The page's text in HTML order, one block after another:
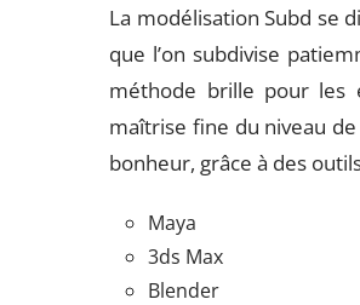
La modélisation Subd se
que l’on subdivise
méthode brille pour les
maîtrise fine du niveau
bonheur, grâce à des
Maya
3ds Max
Blender